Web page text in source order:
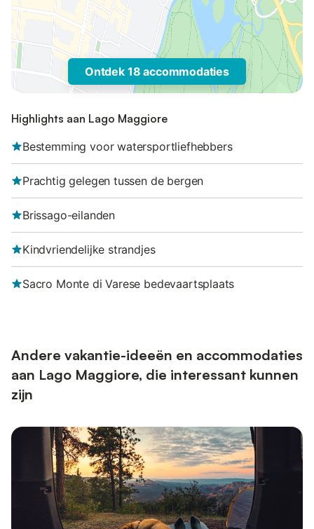
Ontdek 18 accommodaties
Highlights aan Lago Maggiore
Bestemming voor watersportliefhebbers
Prachtig gelegen tussen de bergen
Brissago-eilanden
Kindvriendelijke strandjes
Sacro Monte di Varese bedevaartsplaats
Andere vakantie-ideeën en accommodaties
aan Lago Maggiore, die interessant kunnen
zijn